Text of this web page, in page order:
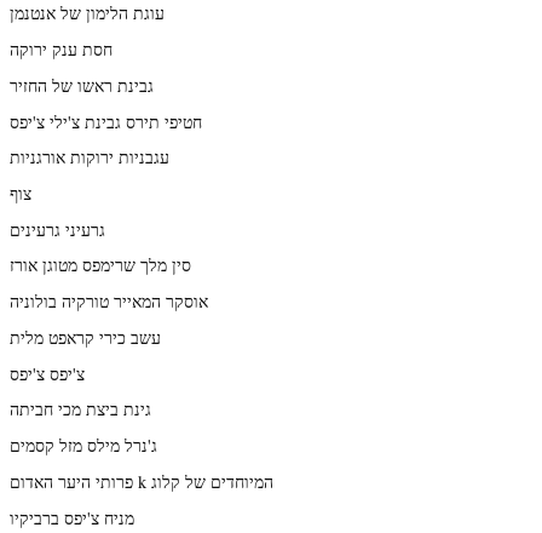
עוגת הלימון של אנטנמן
חסת ענק ירוקה
גבינת ראשו של החזיר
חטיפי תירס גבינת צ'ילי צ'יפס
עגבניות ירוקות אורגניות
צוף
גרעיני גרעינים
סין מלך שרימפס מטוגן אורז
אוסקר המאייר טורקיה בולוניה
עשב כירי קראפט מלית
צ'יפס צ'יפס
גינת ביצת מכי חביתה
ג'נרל מילס מזל קסמים
פרותי היער האדום k המיוחדים של קלוג
מניח צ'יפס ברביקיו